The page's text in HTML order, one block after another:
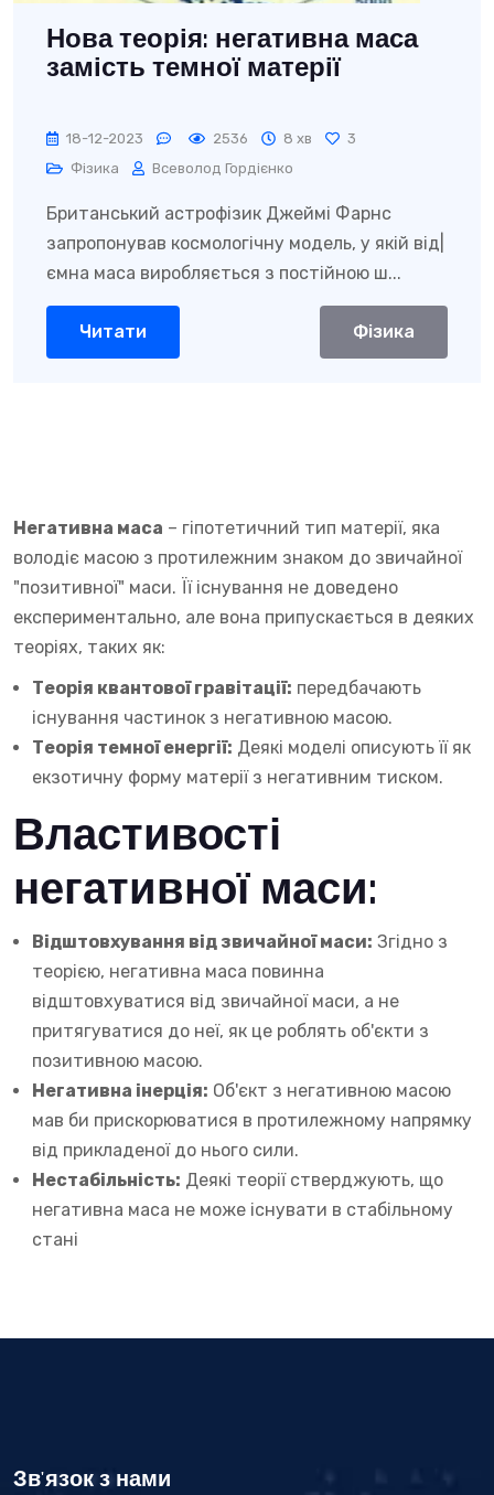
Нова теорія: негативна маса
замість темної матерії
18-12-2023 2536 8 хв
3
Фізика
Всеволод Гордієнко
Британський астрофізик Джеймі Фарнс
запропонував космологічну модель, у якій від|
ємна маса виробляється з постійною ш...
Читати Фізика
Негативна маса – гіпотетичний тип матерії, яка
володіє масою з протилежним знаком до звичайної
"позитивної" маси. Її існування не доведено
експериментально, але вона припускається в деяких
теоріях, таких як:
Теорія квантової гравітації: передбачають
існування частинок з негативною масою.
Теорія темної енергії: Деякі моделі описують її як
екзотичну форму матерії з негативним тиском.
Властивості
негативної маси:
Відштовхування від звичайної маси: Згідно з
теорією, негативна маса повинна
відштовхуватися від звичайної маси, а не
притягуватися до неї, як це роблять об'єкти з
позитивною масою.
Негативна інерція: Об'єкт з негативною масою
мав би прискорюватися в протилежному напрямку
від прикладеної до нього сили.
Нестабільність: Деякі теорії стверджують, що
негативна маса не може існувати в стабільному
стані
Зв'язок з нами